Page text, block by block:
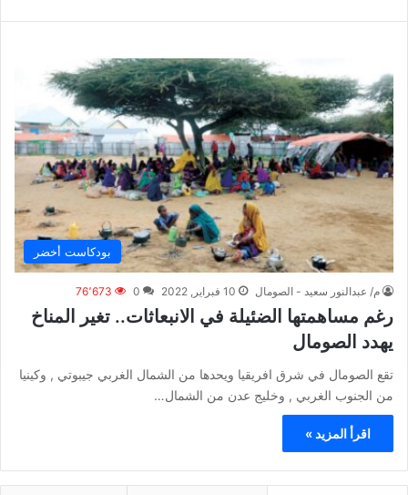
بودكاست أخضر
م/ عبدالنور سعيد - الصومال 10 فبراير, 2022 0 76٬673
رغم مساهمتها الضئيلة في الانبعاثات.. تغير المناخ
يهدد الصومال
تقع الصومال في شرق افريقيا ويحدها من الشمال الغربي جيبوتي , وكينيا
من الجنوب الغربي , وخليج عدن من الشمال…
اقرأ المزيد »